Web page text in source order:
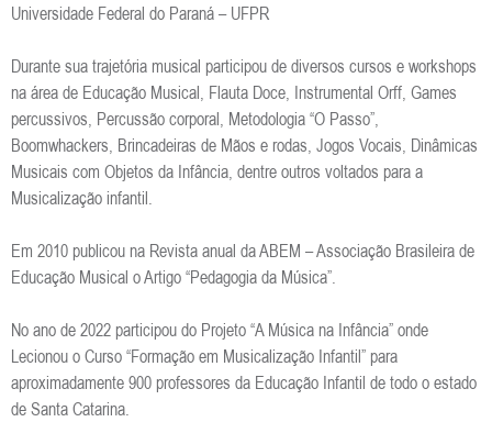
Universidade Federal do Paraná – UFPR
Durante sua trajetória musical participou de diversos cursos e workshops
na área de Educação Musical, Flauta Doce, Instrumental Orff, Games
percussivos, Percussão corporal, Metodologia “O Passo”,
Boomwhackers, Brincadeiras de Mãos e rodas, Jogos Vocais, Dinâmicas
Musicais com Objetos da Infância, dentre outros voltados para a
Musicalização infantil.
Em 2010 publicou na Revista anual da ABEM – Associação Brasileira de
Educação Musical o Artigo “Pedagogia da Música”.
No ano de 2022 participou do Projeto “A Música na Infância” onde
Lecionou o Curso “Formação em Musicalização Infantil” para
aproximadamente 900 professores da Educação Infantil de todo o estado
de Santa Catarina.